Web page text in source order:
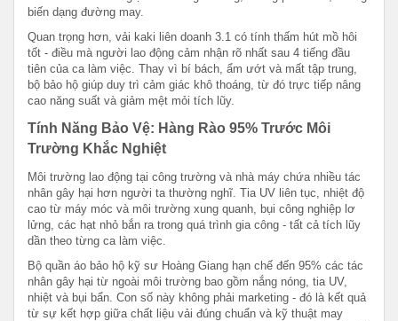
biến dạng đường may.
Quan trọng hơn, vải kaki liên doanh 3.1 có tính thấm hút mồ hôi
tốt - điều mà người lao động cảm nhận rõ nhất sau 4 tiếng đầu
tiên của ca làm việc. Thay vì bí bách, ẩm ướt và mất tập trung,
bộ bảo hộ giúp duy trì cảm giác khô thoáng, từ đó trực tiếp nâng
cao năng suất và giảm mệt mỏi tích lũy.
Tính Năng Bảo Vệ: Hàng Rào 95% Trước Môi
Trường Khắc Nghiệt
Môi trường lao động tại công trường và nhà máy chứa nhiều tác
nhân gây hại hơn người ta thường nghĩ. Tia UV liên tục, nhiệt độ
cao từ máy móc và môi trường xung quanh, bụi công nghiệp lơ
lửng, các hạt nhỏ bắn ra trong quá trình gia công - tất cả tích lũy
dần theo từng ca làm việc.
Bộ quần áo bảo hộ kỹ sư Hoàng Giang hạn chế đến 95% các tác
nhân gây hại từ ngoài môi trường bao gồm nắng nóng, tia UV,
nhiệt và bụi bẩn. Con số này không phải marketing - đó là kết quả
từ sự kết hợp giữa chất liệu vải đúng chuẩn và kỹ thuật may